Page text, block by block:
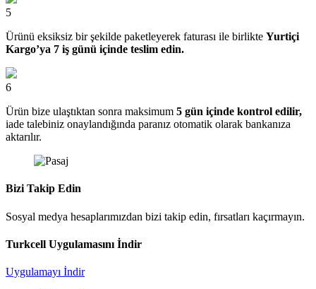
5
Ürünü eksiksiz bir şekilde paketleyerek faturası ile birlikte Yurtiçi
Kargo’ya 7 iş günü içinde teslim edin.
6
Ürün bize ulaştıktan sonra maksimum 5 gün içinde kontrol edilir,
iade talebiniz onaylandığında paranız otomatik olarak bankanıza
aktarılır.
Bizi Takip Edin
Sosyal medya hesaplarımızdan bizi takip edin, fırsatları kaçırmayın.
Turkcell Uygulamasını İndir
Uygulamayı İndir